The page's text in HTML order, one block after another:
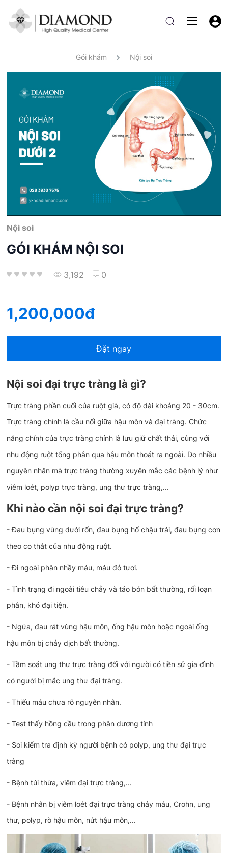
Gói khám Nội soi
Nội soi
GÓI KHÁM NỘI SOI
3,192 0
1,200,000đ
Đặt ngay
Nội soi đại trực tràng là gì?
Trực tràng phần cuối của ruột già, có độ dài khoảng 20 - 30cm.
Trực tràng chính là cầu nối giữa hậu môn và đại tràng. Chức
năng chính của trực tràng chính là lưu giữ chất thải, cùng với
nhu động ruột tống phân qua hậu môn thoát ra ngoài. Do nhiều
nguyên nhân mà trực tràng thường xuyên mắc các bệnh lý như
viêm loét, polyp trực tràng, ung thư trực tràng,...
Khi nào cần nội soi đại trực tràng?
- Đau bụng vùng dưới rốn, đau bụng hố chậu trái, đau bụng cơn
theo co thắt của nhu động ruột.
- Đi ngoài phân nhầy máu, máu đỏ tươi.
- Tình trạng đi ngoài tiêu chảy và táo bón bất thường, rối loạn
phân, khó đại tiện.
- Ngứa, đau rát vùng hậu môn, ống hậu môn hoặc ngoài ống
hậu môn bị chảy dịch bất thường.
- Tầm soát ung thư trực tràng đối với người có tiền sử gia đình
có người bị mắc ung thư đại tràng.
- Thiếu máu chưa rõ nguyên nhân.
- Test thấy hồng cầu trong phân dương tính
- Soi kiểm tra định kỳ người bệnh có polyp, ung thư đại trực
tràng
- Bệnh túi thừa, viêm đại trực tràng,...
- Bệnh nhân bị viêm loét đại trực tràng chảy máu, Crohn, ung
thư, polyp, rò hậu môn, nứt hậu môn,...